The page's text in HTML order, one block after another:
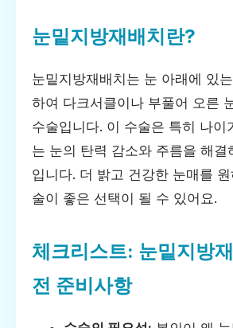
눈밑지방재배치란?
눈밑지방재배치는 눈 아래에 있
하여 다크서클이나 부풀어 오른
수술입니다. 이 수술은 특히 나이
는 눈의 탄력 감소와 주름을 해결
입니다. 더 밝고 건강한 눈매를
술이 좋은 선택이 될 수 있어요.
체크리스트: 눈밑지방
전 준비사항